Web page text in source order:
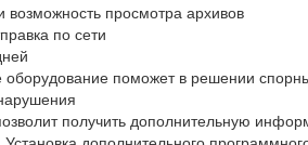
возможность просмотра архивов
по сети
поможет в решении
получить дополнительную